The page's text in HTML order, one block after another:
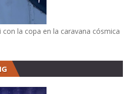
la copa en la caravana cósmica